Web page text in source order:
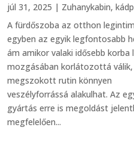
júl 31, 2025 | Zuhanykabin,
A fürdőszoba az otthon
egyben az egyik legfontosabb
ám amikor valaki idősebb korba
mozgásában korlátozottá válik,
megszokott rutin könnyen
veszélyforrássá alakulhat. Az
gyártás erre is megoldást
megfelelően...